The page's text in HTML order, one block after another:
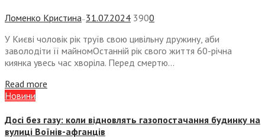
Ломенко Кристина — 31.07.2024 3900
У Києві чоловік рік труїв свою цивільну дружину, аби
заволодіти її майномОстанній рік свого життя 60-річна
киянка увесь час хворіла. Перед смертю...
Read more
Новини
Досі без газу: коли відновлять газопостачання будинку на
вулиці Воїнів-афганців